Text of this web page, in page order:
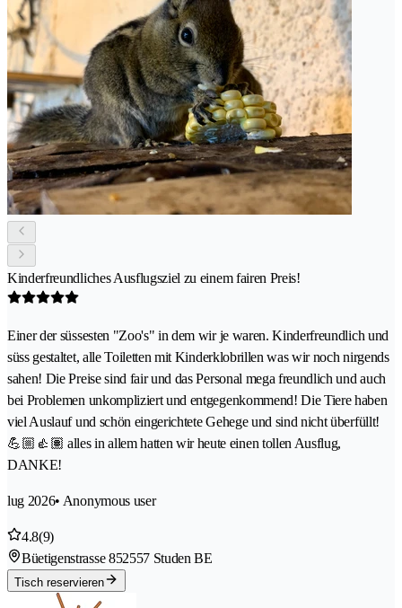
Kinderfreundliches Ausflugsziel zu einem fairen Preis!
Einer der süssesten "Zoo's" in dem wir je waren. Kinderfreundlich und
süss gestaltet, alle Toiletten mit Kinderklobrillen was wir noch nirgends
sahen! Die Preise sind fair und das Personal mega freundlich und auch
bei Problemen unkompliziert und entgegenkommend! Die Tiere haben
viel Auslauf und schön eingerichtete Gehege und sind nicht überfüllt!
💪🏼👍🏽 alles in allem hatten wir heute einen tollen Ausflug,
DANKE!
lug 2026• Anonymous user
4.8(9)
Büetigenstrasse 852557 Studen BE
Tisch reservieren